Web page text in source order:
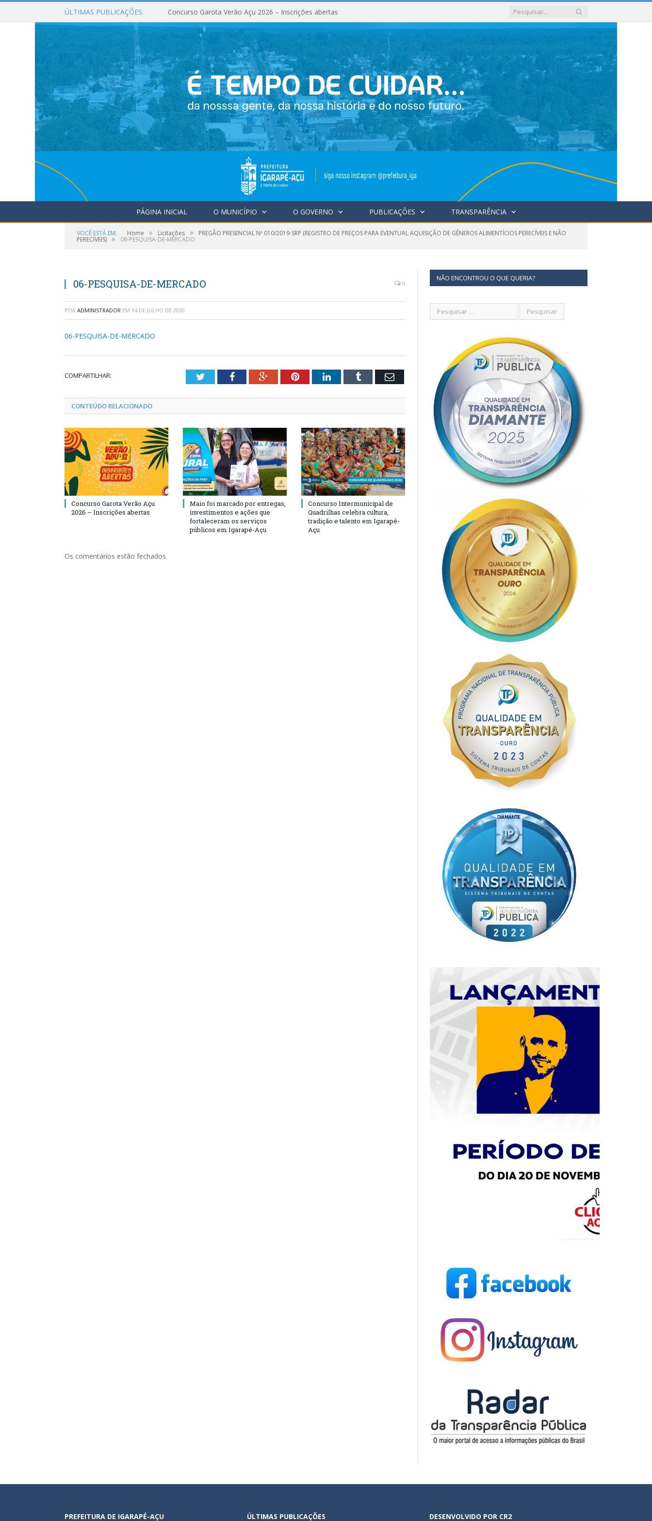
ÚLTIMAS PUBLICAÇÕES: Concurso Garota Verão Açu 2026 – Inscrições abertas
PÁGINA INICIAL O MUNICÍPIO O GOVERNO PUBLICAÇÕES TRANSPARÊNCIA
VOCÊ ESTÁ EM: Home » Licitações » PREGÃO PRESENCIAL Nº 010/2019-SRP (REGISTRO DE PREÇOS PARA EVENTUAL AQUISIÇÃO DE GÊNEROS ALIMENTÍCIOS PERECÍVEIS E NÃO
PERECÍVEIS) » 06-PESQUISA-DE-MERCADO
06-PESQUISA-DE-MERCADO 0
POR ADMINISTRADOR EM 14 DE JULHO DE 2020
06-PESQUISA-DE-MERCADO
COMPARTILHAR: TwitterFacebookGoogle+PinterestLinkedInTumblr Email
CONTEÚDO RELACIONADO
Concurso Garota Verão Açu
2026 – Inscrições abertas
Maio foi marcado por entregas,
investimentos e ações que
fortaleceram os serviços
públicos em Igarapé-Açu
Concurso Intermunicipal de
Quadrilhas celebra cultura,
tradição e talento em Igarapé-
Açu
Os comentários estão fechados.
NÃO ENCONTROU O QUE QUERIA?
PREFEITURA DE IGARAPÉ-AÇU ÚLTIMAS PUBLICAÇÕES DESENVOLVIDO POR CR2